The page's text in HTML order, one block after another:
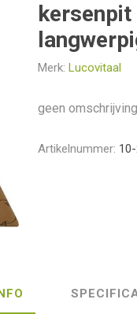
kersenpit
Merk: Lucovitaal
geen
Artikelnummer: